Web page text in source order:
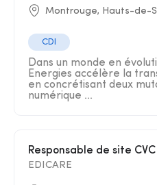
Montrouge, Hauts-de-
CDI
Dans un monde en
Energies accélère la
en concrétisant deux
numérique ...
Responsable de site CVC
EDICARE